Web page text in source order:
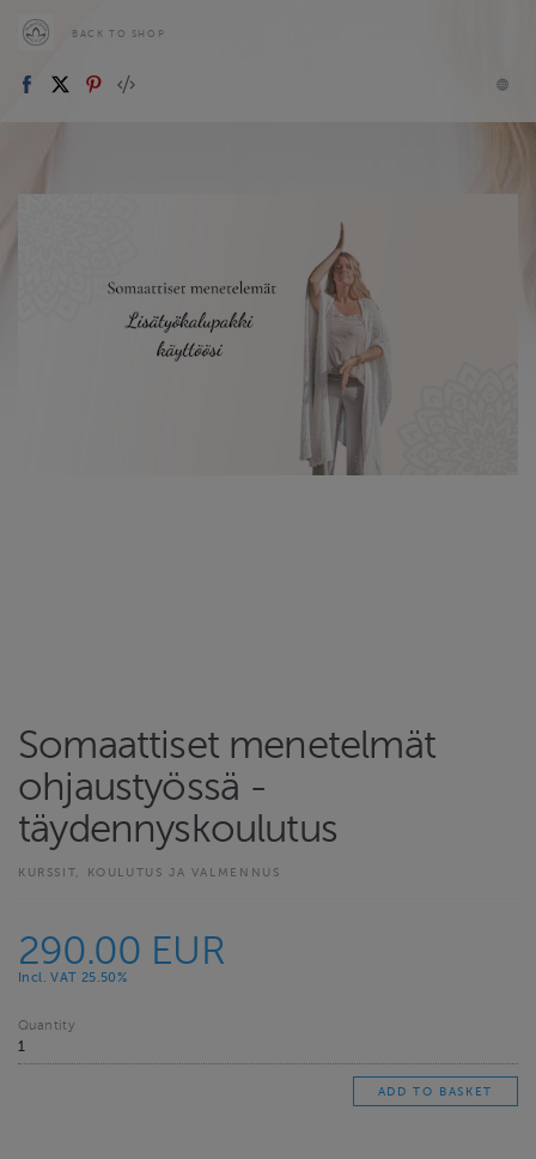
BACK TO SHOP
Somaattiset menetelmät
ohjaustyössä -
täydennyskoulutus
KURSSIT, KOULUTUS JA VALMENNUS
290.00 EUR
Incl. VAT 25.50%
Quantity